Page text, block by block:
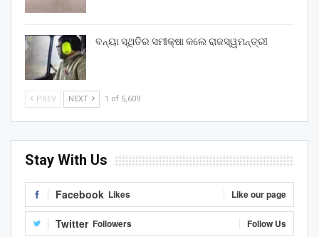
ବନ୍ୟା ସ୍ଥିତିର ସମୀକ୍ଷା କଲେ ରାଜସ୍ୱମନ୍ତ୍ରୀ
PREV NEXT 1 of 5,609
Stay With Us
Facebook Likes Like our page
Twitter Followers Follow Us